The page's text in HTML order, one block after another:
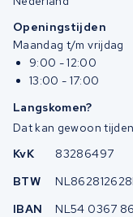
Openingstijden
Maandag t/m vrijdag
9:00 - 12:00
13:00 - 17:00
Langskomen?
Dat kan gewoon
KvK
83286497
BTW
IBAN
NL54 0367